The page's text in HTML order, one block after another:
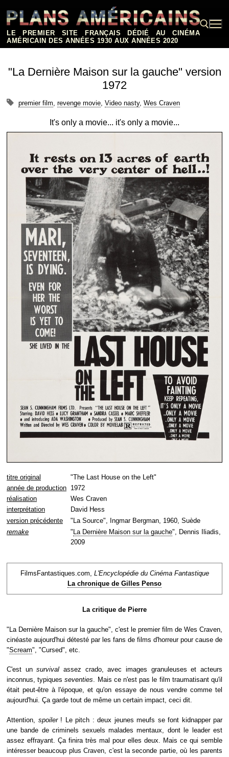
contenu
LE PREMIER SITE FRANÇAIS DÉDIÉ AU CINÉMA
AMÉRICAIN DES ANNÉES 1930 AUX ANNÉES 2020
"La Dernière Maison sur la gauche" version
1972
premier film, revenge movie, Video nasty, Wes Craven
It's only a movie... it's only a movie...
titre original
"The Last House on the Left"
année de production 1972
réalisation
Wes Craven
interprétation
David Hess
version précédente
"La Source", Ingmar Bergman, 1960, Suède
remake
"La Dernière Maison sur la gauche", Dennis Iliadis,
2009
FilmsFantastiques.com, L'Encyclopédie du Cinéma Fantastique
La chronique de Gilles Penso
La critique de Pierre
"La Dernière Maison sur la gauche", c'est le premier film de Wes Craven,
cinéaste aujourd'hui détesté par les fans de films d'horreur pour cause de
"Scream", "Cursed", etc.
C'est unsurvival assez crado, avec images granuleuses et acteurs
inconnus, typiquesseventies. Mais ce n'est pas le film traumatisant qu'il
était peut-être à l'époque, et qu'on essaye de nous vendre comme tel
aujourd'hui. Ça garde tout de même un certain impact, ceci dit.
Attention, spoiler! Le pitch : deux jeunes meufs se font kidnapper par
une bande de criminels sexuels malades mentaux, dont le leader est
assez effrayant. Ça finira très mal pour elles deux. Mais ce qui semble
intéresser beaucoup plus Craven, c'est la seconde partie, où les parents